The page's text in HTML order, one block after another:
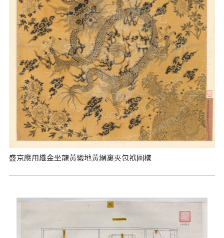
盛京應用織金坐龍黃緞地黃綢裏夾包袱圖樣